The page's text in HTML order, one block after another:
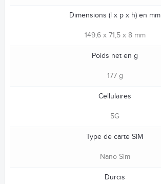
Dimensions (l x p x h) en mm
149,6 x 71,5 x 8 mm
Poids net en g
177 g
Cellulaires
5G
Type de carte SIM
Nano Sim
Durcis